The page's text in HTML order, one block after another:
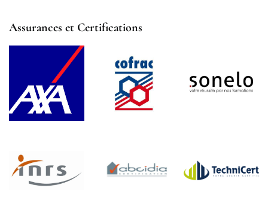
Assurances et Certifications